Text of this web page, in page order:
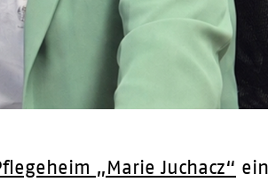
„Marie Juchacz“